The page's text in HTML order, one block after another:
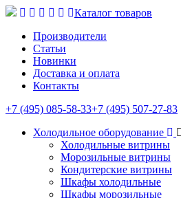
Каталог товаров
Производители
Статьи
Новинки
Доставка и оплата
Контакты
+7 (495) 085-58-33+7 (495) 507-27-83
Холодильное оборудование
Холодильные витрины
Морозильные витрины
Кондитерские витрины
Шкафы холодильные
Шкафы морозильные